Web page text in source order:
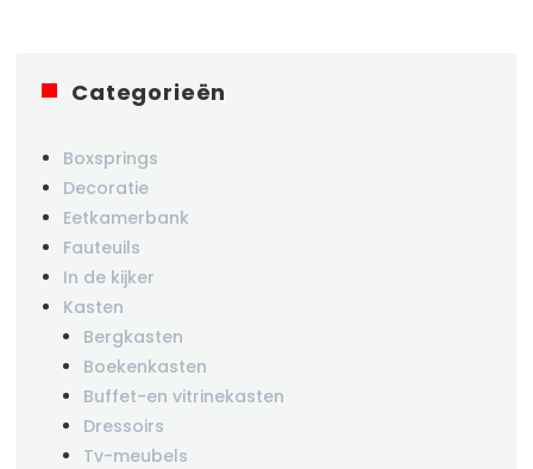
Categorieën
Boxsprings
Decoratie
Eetkamerbank
Fauteuils
In de kijker
Kasten
Bergkasten
Boekenkasten
Buffet-en vitrinekasten
Dressoirs
Tv-meubels